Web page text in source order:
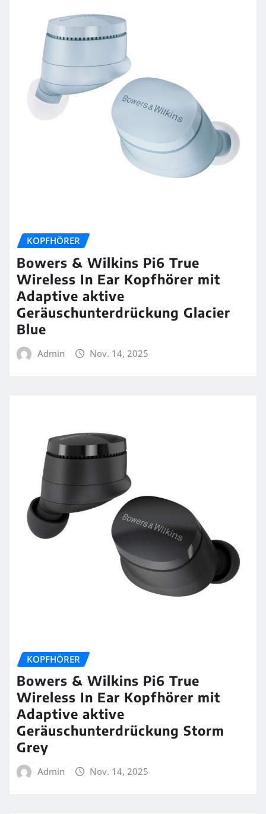
KOPFHÖRER
Bowers & Wilkins Pi6 True
Wireless In Ear Kopfhörer mit
Adaptive aktive
Geräuschunterdrückung Glacier
Blue
Admin Nov. 14, 2025
KOPFHÖRER
Bowers & Wilkins Pi6 True
Wireless In Ear Kopfhörer mit
Adaptive aktive
Geräuschunterdrückung Storm
Grey
Admin Nov. 14, 2025